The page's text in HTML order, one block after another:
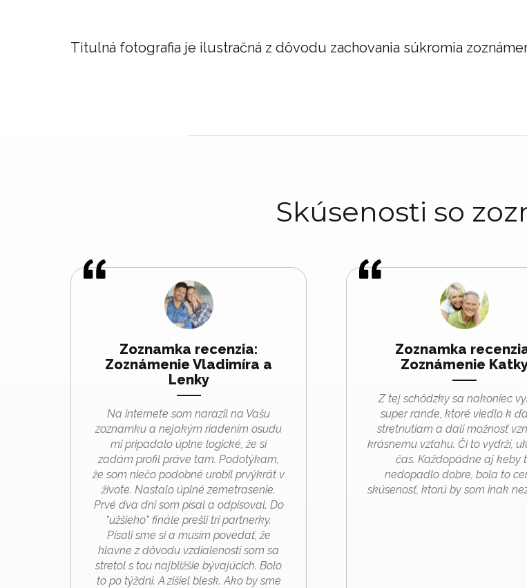
Titulná fotografia je ilustračná z dôvodu zachovania súkromia
Skúsenosti so
Zoznamka recenzia:
Zoznámenie Vladimíra a
Lenky
Na internete som narazil na Vašu
zoznamku a nejakým riadením osudu
mi pripadalo úplne logické, že si
zadám profil práve tam. Podotýkam,
že som niečo podobné urobil prvýkrát v
živote. Nastalo úplné zemetrasenie.
Prvé dva dni som písal a odpisoval. Do
"užšieho" finále prešli tri partnerky.
Písali sme si a musím povedať, že
hlavne z dôvodu vzdialenosti som sa
stretol s tou najbližšie bývajúcich. Bolo
to po týždni. A zišiel blesk. Ako by sme
Zoznamka
Zoznámenie
Z tej schôdzky sa nakoniec
super rande, ktoré viedlo k
stretnutiam a dali možnosť
krásnemu vzťahu. Či to vydrží,
čas. Každopádne aj keby
nedopadlo dobre, bola to
skúsenosť, ktorú by som inak